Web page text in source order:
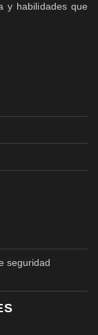
y habilidades que
seguridad